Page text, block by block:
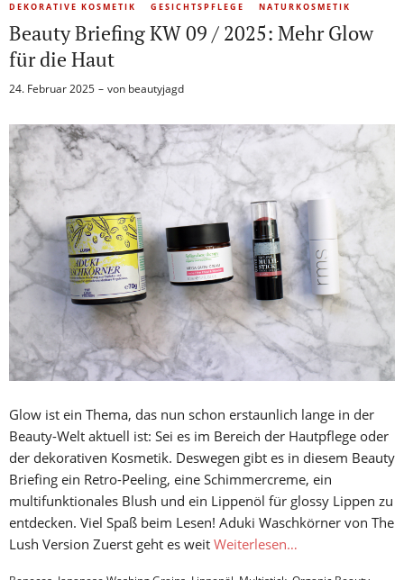
DEKORATIVE KOSMETIK GESICHTSPFLEGE NATURKOSMETIK
Beauty Briefing KW 09 / 2025: Mehr Glow
für die Haut
24. Februar 2025 von beautyjagd
Glow ist ein Thema, das nun schon erstaunlich lange in der
Beauty-Welt aktuell ist: Sei es im Bereich der Hautpflege oder
der dekorativen Kosmetik. Deswegen gibt es in diesem Beauty
Briefing ein Retro-Peeling, eine Schimmercreme, ein
multifunktionales Blush und ein Lippenöl für glossy Lippen zu
entdecken. Viel Spaß beim Lesen! Aduki Waschkörner von The
Lush Version Zuerst geht es weit Weiterlesen…